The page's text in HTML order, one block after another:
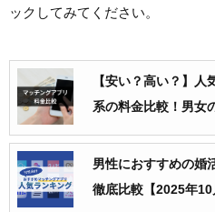
ックしてみてください。
【安い？高い？】
系の料金比較！男女
男性におすすめの婚
徹底比較【2025年10